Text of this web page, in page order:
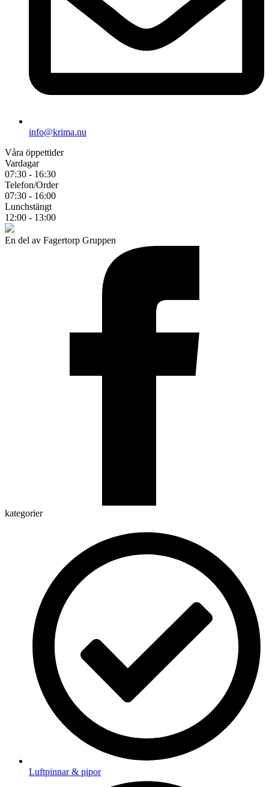
info@krima.nu
Våra öppettider
Vardagar
07:30 - 16:30
Telefon/Order
07:30 - 16:00
Lunchstängt
12:00 - 13:00
En del av Fagertorp Gruppen
kategorier
Luftpinnar & pipor